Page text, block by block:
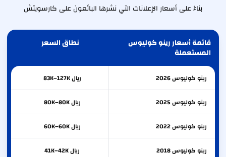
بناءً على أسعار الإعلانات التي نشرها البائعون على كارسويتش
قائمة أسعار رينو كوليوس
المستعملة
نطاق السعر
رينو كوليوس2026 ريال 83K–127K
رينو كوليوس2025 ريال 80K–80K
رينو كوليوس2022 ريال 60K–60K
رينو كوليوس2018 ريال 41K–42K